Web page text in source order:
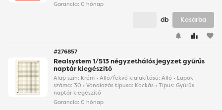
Garancia: 0 hónap
favorite
db Kosárba
#276857
Realsystem 1/513 négyzethálós jegyzet gyűrűs
naptár kiegészítő
Alap szín: Krém • Álló/fekvő kialakítású: Álló • Lapok
száma: 30 • Vonalazás típusa: Kockás • Típus: Gyűrűs
naptár kiegészítő
Garancia: 0 hónap